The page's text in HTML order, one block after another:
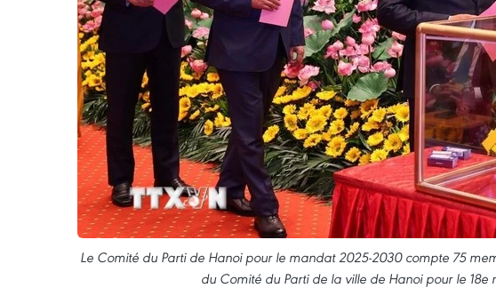
Le Comité du Parti de Hanoi pour le mandat 2025-2030 compte 75
du Comité du Parti de la ville de Hanoi pour le